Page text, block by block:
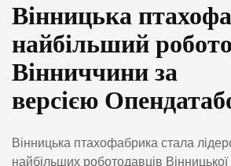
Вінницька
найбільший
Вінниччини за
версією
Вінницька птахофабрика стала
найбільших роботодавців Вінницької